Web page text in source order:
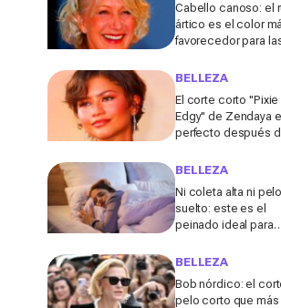
Cabello canoso: el
ártico es el color
favorecedor para
según una experta
BELLEZA
El corte corto "Pixie
Edgy" de Zendaya
perfecto después
2026, según una
BELLEZA
Ni coleta alta ni pelo
suelto: este es el
peinado ideal para
de calor, según una
BELLEZA
Bob nórdico: el
pelo corto que más